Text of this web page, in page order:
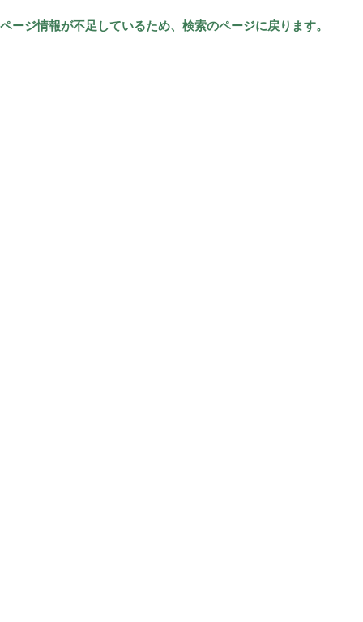
ページ情報が不足しているため、検索のページに戻ります。